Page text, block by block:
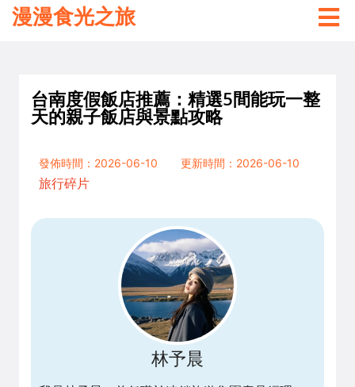
漫漫食光之旅
台南度假飯店推薦：精選5間能玩一整
天的親子飯店與景點攻略
發佈時間：2026-06-10
更新時間：2026-06-10
旅行碎片
林予晨